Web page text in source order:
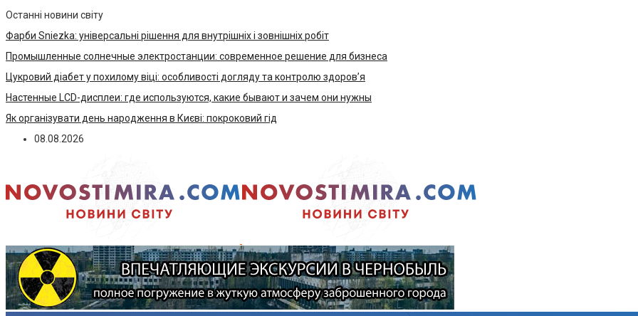
Останні новини світу
Фарби Sniezka: універсальні рішення для внутрішніх і зовнішніх робіт
Промышленные солнечные электростанции: современное решение для бизнеса
Цукровий діабет у похилому віці: особливості догляду та контролю здоров’я
Настенные LCD-дисплеи: где используются, какие бывают и зачем они нужны
Як організувати день народження в Києві: покроковий гід
08.08.2026